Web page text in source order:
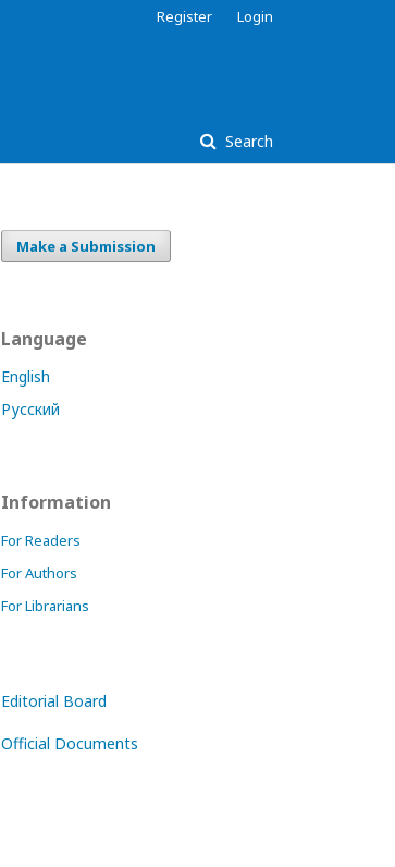
Search
Register Login
Make a Submission
Language
English
Русский
Information
For Readers
For Authors
For Librarians
Editorial Board
Official Documents